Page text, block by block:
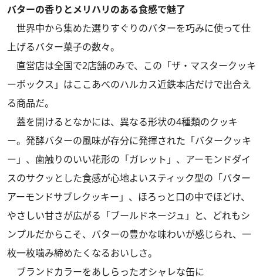
バターの香りとメリハリのある食感で魅了
世界中から集めた選りすぐりのバターを巧みに使って仕
上げるバター菓子の数々。
直営店は全国で2店舗のみで、この「ザ・マスタークッキ
ーボックス」はここあべのハルカス近鉄本店だけで出合え
る商品だ。
蓋を開けるとなかには、異なる形状の4種類のクッキ
ー。発酵バターの風味が存分に発揮された「バタークッキ
ー」、歯触りのいい花形の「ガレット」、アーモンドダイ
スのサクッとした食感が心地よいスティック型の「バター
アーモンドサブレクッキー」、ほろっと口の中でほどけ、
やさしい甘さが広がる「ブールドネージュ」と、どれもシ
ンプルだからこそ、バターの豊かな味わいが感じられ、一
枚一枚噛み締めたくなるおいしさ。
ブランドカラーをあしらったオシャレな缶に